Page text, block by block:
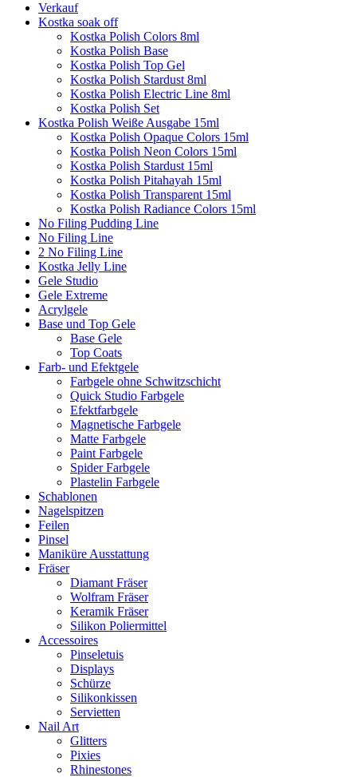
Verkauf
Kostka soak off
Kostka Polish Colors 8ml
Kostka Polish Base
Kostka Polish Top Gel
Kostka Polish Stardust 8ml
Kostka Polish Electric Line 8ml
Kostka Polish Set
Kostka Polish Weiße Ausgabe 15ml
Kostka Polish Opaque Colors 15ml
Kostka Polish Neon Colors 15ml
Kostka Polish Stardust 15ml
Kostka Polish Pitahayah 15ml
Kostka Polish Transparent 15ml
Kostka Polish Radiance Colors 15ml
No Filing Pudding Line
No Filing Line
2 No Filing Line
Kostka Jelly Line
Gele Studio
Gele Extreme
Acrylgele
Base und Top Gele
Base Gele
Top Coats
Farb- und Efektgele
Farbgele ohne Schwitzschicht
Quick Studio Farbgele
Efektfarbgele
Magnetische Farbgele
Matte Farbgele
Paint Farbgele
Spider Farbgele
Plastelin Farbgele
Schablonen
Nagelspitzen
Feilen
Pinsel
Maniküre Ausstattung
Fräser
Diamant Fräser
Wolfram Fräser
Keramik Fräser
Silikon Poliermittel
Accessoires
Pinseletuis
Displays
Schürze
Silikonkissen
Servietten
Nail Art
Glitters
Pixies
Rhinestones